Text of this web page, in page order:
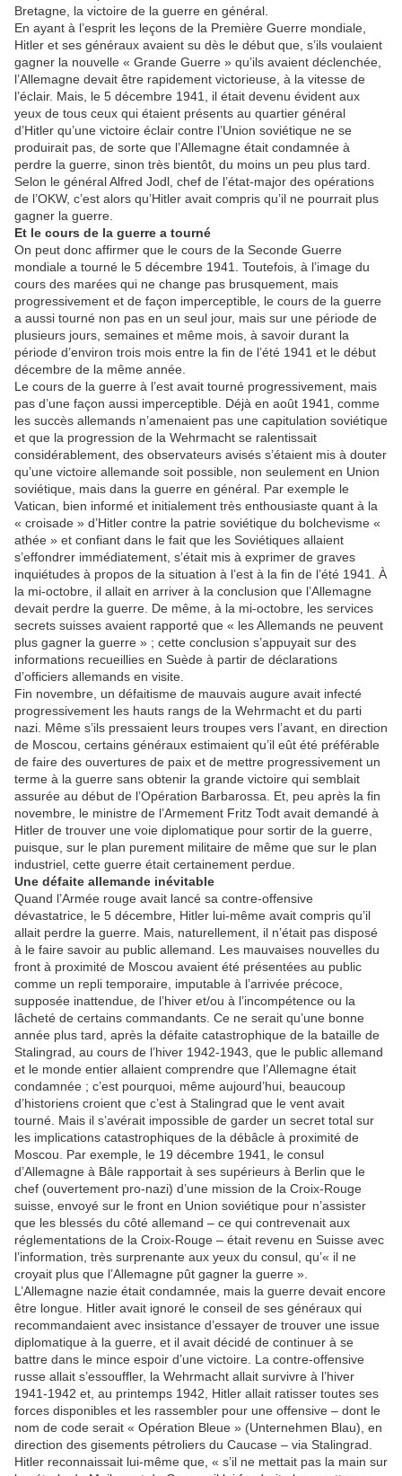
Bretagne, la victoire de la guerre en général.
En ayant à l’esprit les leçons de la Première Guerre mondiale,
Hitler et ses généraux avaient su dès le début que, s’ils voulaient
gagner la nouvelle « Grande Guerre » qu’ils avaient déclenchée,
l’Allemagne devait être rapidement victorieuse, à la vitesse de
l’éclair. Mais, le 5 décembre 1941, il était devenu évident aux
yeux de tous ceux qui étaient présents au quartier général
d’Hitler qu’une victoire éclair contre l’Union soviétique ne se
produirait pas, de sorte que l’Allemagne était condamnée à
perdre la guerre, sinon très bientôt, du moins un peu plus tard.
Selon le général Alfred Jodl, chef de l’état-major des opérations
de l’OKW, c’est alors qu’Hitler avait compris qu’il ne pourrait plus
gagner la guerre.
Et le cours de la guerre a tourné
On peut donc affirmer que le cours de la Seconde Guerre
mondiale a tourné le 5 décembre 1941. Toutefois, à l’image du
cours des marées qui ne change pas brusquement, mais
progressivement et de façon imperceptible, le cours de la guerre
a aussi tourné non pas en un seul jour, mais sur une période de
plusieurs jours, semaines et même mois, à savoir durant la
période d’environ trois mois entre la fin de l’été 1941 et le début
décembre de la même année.
Le cours de la guerre à l’est avait tourné progressivement, mais
pas d’une façon aussi imperceptible. Déjà en août 1941, comme
les succès allemands n’amenaient pas une capitulation soviétique
et que la progression de la Wehrmacht se ralentissait
considérablement, des observateurs avisés s’étaient mis à douter
qu’une victoire allemande soit possible, non seulement en Union
soviétique, mais dans la guerre en général. Par exemple le
Vatican, bien informé et initialement très enthousiaste quant à la
« croisade » d’Hitler contre la patrie soviétique du bolchevisme «
athée » et confiant dans le fait que les Soviétiques allaient
s’effondrer immédiatement, s’était mis à exprimer de graves
inquiétudes à propos de la situation à l’est à la fin de l’été 1941. À
la mi-octobre, il allait en arriver à la conclusion que l’Allemagne
devait perdre la guerre. De même, à la mi-octobre, les services
secrets suisses avaient rapporté que « les Allemands ne peuvent
plus gagner la guerre » ; cette conclusion s’appuyait sur des
informations recueillies en Suède à partir de déclarations
d’officiers allemands en visite.
Fin novembre, un défaitisme de mauvais augure avait infecté
progressivement les hauts rangs de la Wehrmacht et du parti
nazi. Même s’ils pressaient leurs troupes vers l’avant, en direction
de Moscou, certains généraux estimaient qu’il eût été préférable
de faire des ouvertures de paix et de mettre progressivement un
terme à la guerre sans obtenir la grande victoire qui semblait
assurée au début de l’Opération Barbarossa. Et, peu après la fin
novembre, le ministre de l’Armement Fritz Todt avait demandé à
Hitler de trouver une voie diplomatique pour sortir de la guerre,
puisque, sur le plan purement militaire de même que sur le plan
industriel, cette guerre était certainement perdue.
Une défaite allemande inévitable
Quand l’Armée rouge avait lancé sa contre-offensive
dévastatrice, le 5 décembre, Hitler lui-même avait compris qu’il
allait perdre la guerre. Mais, naturellement, il n’était pas disposé
à le faire savoir au public allemand. Les mauvaises nouvelles du
front à proximité de Moscou avaient été présentées au public
comme un repli temporaire, imputable à l’arrivée précoce,
supposée inattendue, de l’hiver et/ou à l’incompétence ou la
lâcheté de certains commandants. Ce ne serait qu’une bonne
année plus tard, après la défaite catastrophique de la bataille de
Stalingrad, au cours de l’hiver 1942-1943, que le public allemand
et le monde entier allaient comprendre que l’Allemagne était
condamnée ; c’est pourquoi, même aujourd’hui, beaucoup
d’historiens croient que c’est à Stalingrad que le vent avait
tourné. Mais il s’avérait impossible de garder un secret total sur
les implications catastrophiques de la débâcle à proximité de
Moscou. Par exemple, le 19 décembre 1941, le consul
d’Allemagne à Bâle rapportait à ses supérieurs à Berlin que le
chef (ouvertement pro-nazi) d’une mission de la Croix-Rouge
suisse, envoyé sur le front en Union soviétique pour n’assister
que les blessés du côté allemand – ce qui contrevenait aux
réglementations de la Croix-Rouge – était revenu en Suisse avec
l’information, très surprenante aux yeux du consul, qu’« il ne
croyait plus que l’Allemagne pût gagner la guerre ».
L’Allemagne nazie était condamnée, mais la guerre devait encore
être longue. Hitler avait ignoré le conseil de ses généraux qui
recommandaient avec insistance d’essayer de trouver une issue
diplomatique à la guerre, et il avait décidé de continuer à se
battre dans le mince espoir d’une victoire. La contre-offensive
russe allait s’essouffler, la Wehrmacht allait survivre à l’hiver
1941-1942 et, au printemps 1942, Hitler allait ratisser toutes ses
forces disponibles et les rassembler pour une offensive – dont le
nom de code serait « Opération Bleue » (Unternehmen Blau), en
direction des gisements pétroliers du Caucase – via Stalingrad.
Hitler reconnaissait lui-même que, « s’il ne mettait pas la main sur